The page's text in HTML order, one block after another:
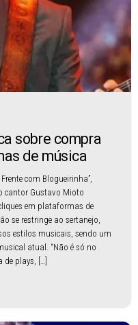
sobre compra
de música
com Blogueirinha”,
cantor Gustavo Mioto
em plataformas de
se restringe ao sertanejo,
estilos musicais, sendo um
atual. “Não é só no
de plays, […]